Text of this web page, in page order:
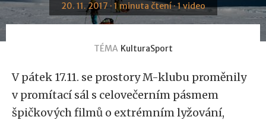
20. 11. 2017 · 1 minuta čtení · 1 video
TÉMA KulturaSport
V pátek 17.11. se prostory M-klubu proměnily
v promítací sál s celovečerním pásmem
špičkových filmů o extrémním lyžování,